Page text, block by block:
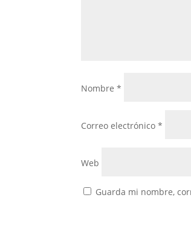
Nombre*
Correo electrónico*
Web
Guarda mi nombre,